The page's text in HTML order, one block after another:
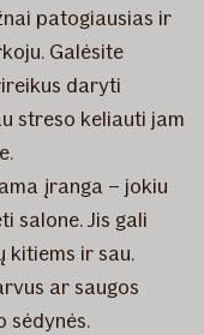
patogiausias ir
Galėsite
daryti
streso keliauti jam
įranga – jokiu
salone. Jis gali
ir sau.
ar saugos
sėdynės.